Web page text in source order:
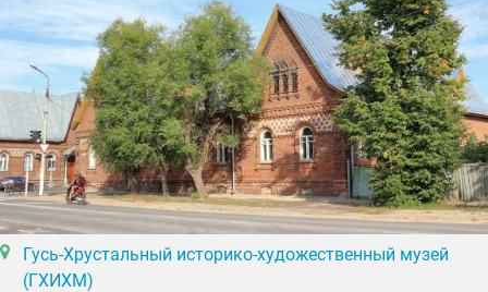
Гусь-Хрустальный историко-художественный музей
(ГХИХМ)